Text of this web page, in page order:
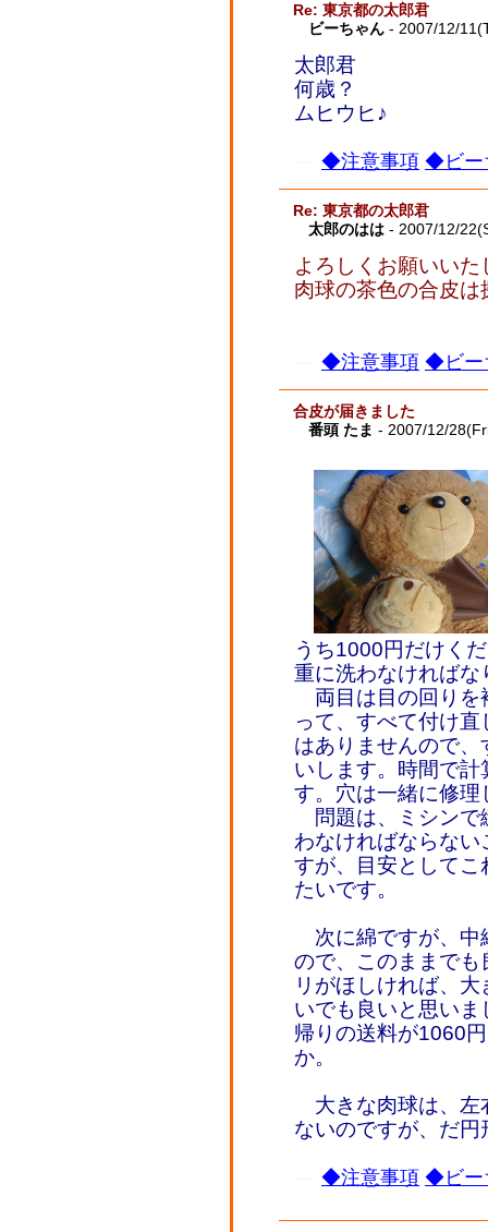
Re: 東京都の太郎君
ビーちゃん - 2007/12/
太郎君
何歳？
ムヒウヒ♪
◆注意事項 ◆ビー
Re: 東京都の太郎君
太郎のはは - 2007/12/
よろしくお願いい
肉球の茶色の合皮
◆注意事項 ◆ビー
合皮が届きました
番頭 たま - 2007/12/
うち1000円だけく
重に洗わなければな
両目は目の回りを
って、すべて付け
はありませんので
いします。時間で
す。穴は一緒に修理
問題は、ミシンで
わなければならな
すが、目安として
たいです。
次に綿ですが、中
ので、このままで
リがほしければ、
いでも良いと思い
帰りの送料が1060
か。
大きな肉球は、左
ないのですが、だ
◆注意事項 ◆ビー